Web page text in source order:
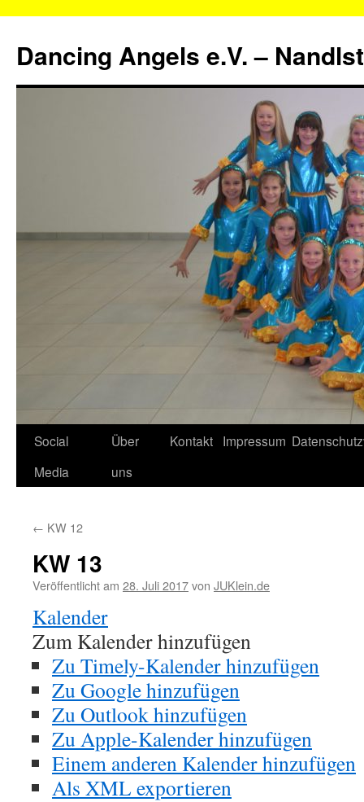
springen
Dancing Angels e.V. –
Social
Media
Über
uns
Kontakt Impressum
← KW 12
KW 13
Veröffentlicht am 28. Juli 2017von JUKlein.de
Kalender
Zum Kalender hinzufügen
Zu Timely-Kalender hinzufügen
Zu Google hinzufügen
Zu Outlook hinzufügen
Zu Apple-Kalender hinzufügen
Einem anderen Kalender hinzufügen
Als XML exportieren